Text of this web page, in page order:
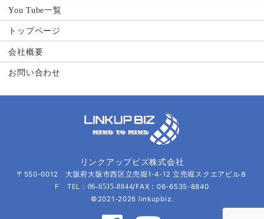
You Tube一覧
トップページ
会社概要
お問い合わせ
リンクアップビズ株式会社
〒550-0012 大阪府大阪市西区立売堀1-4-12 立売堀スクエアビル８
F TEL： 06-6535-8844/FAX：06-6535-8840
©2021-2026 linkupbiz.